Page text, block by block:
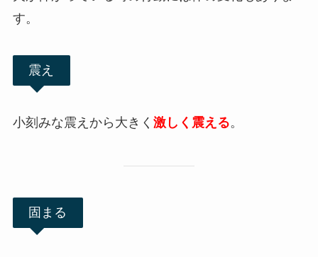
す。
震え
小刻みな震えから大きく 激しく震える。
固まる